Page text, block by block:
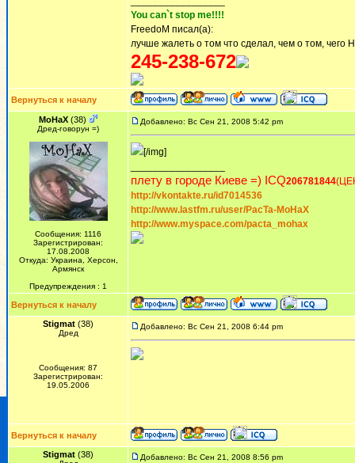
You can`t stop me!!!!
FreedoM писал(а):
лучше жалеть о том что сделал, чем о том, чего
245-238-672
Вернуться к началу
MoHaX (38)
Дред-говорун =)
Сообщения: 1116
Зарегистрирован:
17.08.2008
Откуда: Украина, Херсон,
Армянск
Предупреждения : 1
Добавлено: Вс Сен 21, 2008 5:42 pm
[/img]
плету в городе Киеве =) ICQ206781844
http://vkontakte.ru/id7014536
http://www.lastfm.ru/user/PacTa-MoHaX
http://www.myspace.com/pacta_mohax
Вернуться к началу
Stigmat (38)
Дред
Сообщения: 87
Зарегистрирован:
19.05.2006
Добавлено: Вс Сен 21, 2008 6:44 pm
Вернуться к началу
Stigmat (38) Добавлено: Вс Сен 21, 2008 8:56 pm